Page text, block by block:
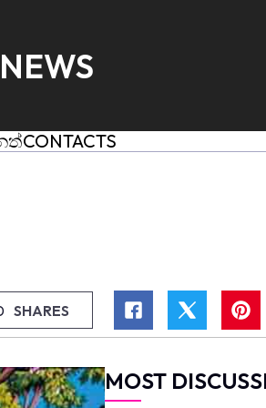
CONTACTS
SHARES
MOST